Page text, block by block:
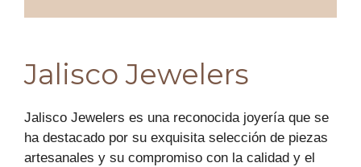
Jalisco Jewelers
Jalisco Jewelers es una reconocida joyería que se
ha destacado por su exquisita selección de piezas
artesanales y su compromiso con la calidad y el